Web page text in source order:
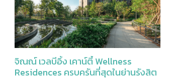
จิณณ์ เวลบีอิ้ง เคาน์ตี้ Wellness
Residences ครบครันที่สุดในย่านรังสิต